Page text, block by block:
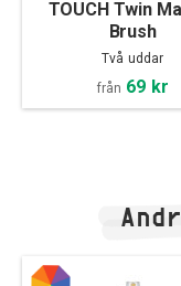
TOUCH Twin
Brush
Två uddar
från 69 kr